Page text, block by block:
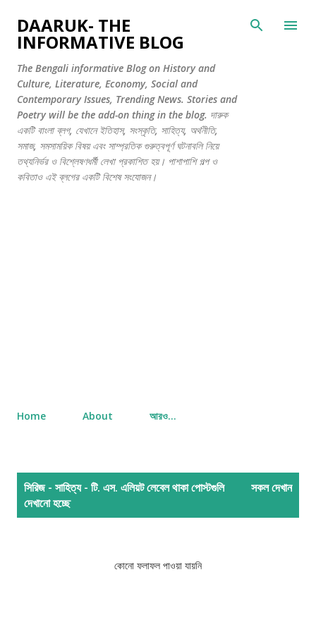
সরাসরি প্রধান সামগ্রীতে চলে যান
DAARUK- THE
INFORMATIVE BLOG
The Bengali informative Blog on History and
Culture, Literature, Economy, Social and
Contemporary Issues, Trending News. Stories and
Poetry will be the add-on thing in the blog. দারুক
একটি বাংলা ব্লগ, যেখানে ইতিহাস, সংস্কৃতি, সাহিত্য, অর্থনীতি,
সমাজ, সমসাময়িক বিষয় এবং সাম্প্রতিক গুরুত্বপূর্ণ ঘটনাবলি নিয়ে
তথ্যনির্ভর ও বিশ্লেষণধর্মী লেখা প্রকাশিত হয়। পাশাপাশি গল্প ও
কবিতাও এই ব্লগের একটি বিশেষ সংযোজন।
Home About আরও…
সিরিজ - সাহিত্য - টি. এস. এলিয়টলেবেল থাকা পোস্টগুলি
দেখানো হচ্ছে
সকল দেখান
কোনো ফলাফল পাওয়া যায়নি